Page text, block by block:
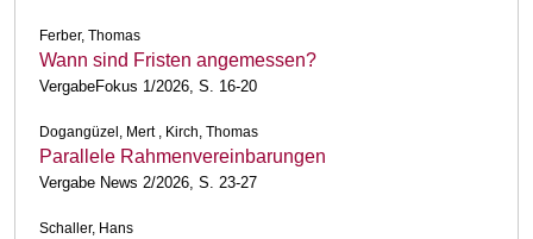
Ferber, Thomas
Wann sind Fristen angemessen?
VergabeFokus 1/2026, S. 16-20
Dogangüzel, Mert , Kirch, Thomas
Parallele Rahmenvereinbarungen
Vergabe News 2/2026, S. 23-27
Schaller, Hans